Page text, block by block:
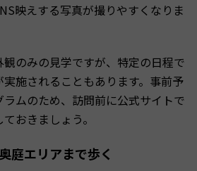
映えする写真が撮りやすくなりま
のみの見学ですが、特定の日程で
施されることもあります。事前予
ムのため、訪問前に公式サイトで
おきましょう。
庭エリアまで歩く